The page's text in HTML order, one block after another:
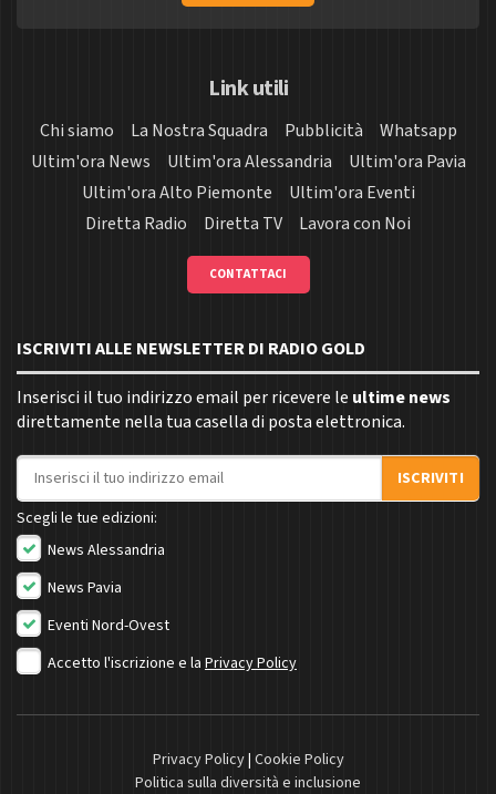
Link utili
Chi siamo La Nostra Squadra Pubblicità
Whatsapp
Ultim'ora News
Ultim'ora Alessandria
Ultim'ora Pavia
Ultim'ora Alto Piemonte
Ultim'ora Eventi
Diretta Radio
Diretta TV Lavora con Noi
CONTATTACI
ISCRIVITI ALLE NEWSLETTER DI RADIO GOLD
Inserisci il tuo indirizzo email per ricevere le ultime news
direttamente nella tua casella di posta elettronica.
Indirizzo email
ISCRIVITI
Scegli le tue edizioni:
News Alessandria
News Pavia
Eventi Nord-Ovest
Accetto l'iscrizione e la Privacy Policy
Privacy Policy| Cookie Policy
Politica sulla diversità e inclusione